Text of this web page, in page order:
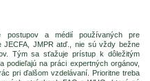
postupov a médií používaných pre
JMPR atď., nie sú vždy bežne
Tým sa sťažuje prístup k dôležitým
na práci expertných orgánov,
pri ďalšom vzdelávaní. Prioritne treba